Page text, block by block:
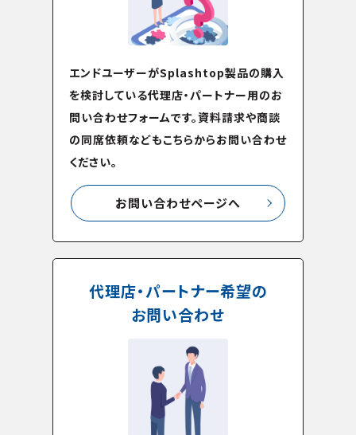
エンドユーザーがSplashtop製品の購入
を検討している代理店・パートナー用のお
問い合わせフォームです。資料請求や商談
の同席依頼などもこちらからお問い合わせ
ください。
お問い合わせページへ
代理店・パートナー希望の
お問い合わせ